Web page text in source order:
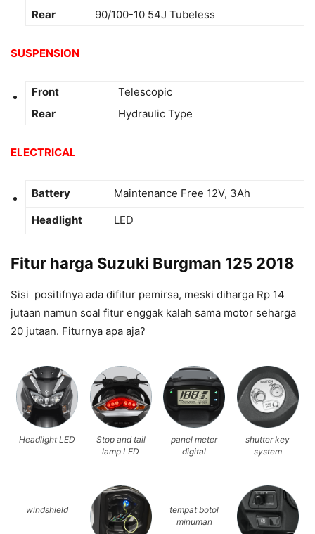
Rear
90/100-10 54J Tubeless
SUSPENSION
Front
Telescopic
Rear
Hydraulic Type
ELECTRICAL
Battery
Maintenance Free 12V, 3Ah
Headlight
LED
Fitur harga Suzuki Burgman 125 2018
Sisi positifnya ada difitur pemirsa, meski diharga Rp 14
jutaan namun soal fitur enggak kalah sama motor seharga
20 jutaan. Fiturnya apa aja?
Headlight LED
Stop and tail
lamp LED
panel meter
digital
shutter key
system
windshield
tempat botol
minuman